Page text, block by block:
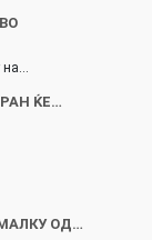
на…
ЌЕ…
ОД…